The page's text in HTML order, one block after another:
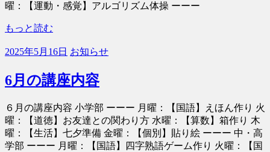
曜：【運動・感覚】アルゴリズム体操 ーーー
もっと読む
2025年5月16日 お知らせ
6月の講座内容
６月の講座内容 小学部 ーーー 月曜：【国語】えほん作り 火
曜：【道徳】お友達との関わり方 水曜：【算数】箱作り 木
曜：【生活】七夕準備 金曜：【個別】貼り絵 ーーー 中・高
学部 ーーー 月曜：【国語】四字熟語ゲーム作り 火曜：【国